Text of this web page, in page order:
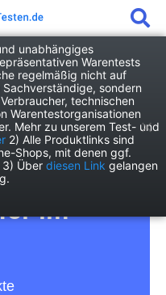
Test
im
unabhängiges
Warentests
regelmäßig nicht auf
sondern
technischen
Warentestorganisationen
Mehr zu unserem Test- und
2) Alle Produktlinks sind
Shops, mit denen ggf.
3) Über diesen Link gelangen